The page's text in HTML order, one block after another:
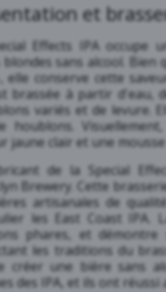
et
Effects IPA occupe
sans alcool. Bien
-, elle conserve cette
brassée à partir d'eau,
variés et de levure.
houblons.
jaune clair et une
de la Special
Brewery. Cette
artisanales de
les East Coast IPA.
phares, et
les traditions du
créer une bière sans
des IPA, et ils ont réussi